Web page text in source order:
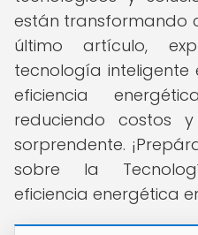
están transformando
último artículo,
tecnología inteligente
eficiencia
reduciendo costos
sorprendente.
sobre la
eficiencia energética